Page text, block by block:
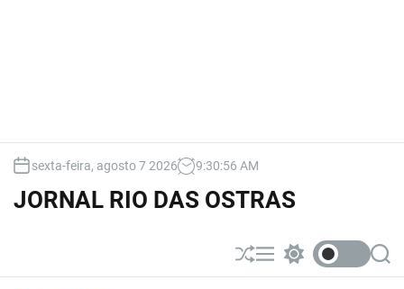
sexta-feira, agosto 7 2026 9:30:57 AM
JORNAL RIO DAS OSTRAS
S
h
M
e w
S
e